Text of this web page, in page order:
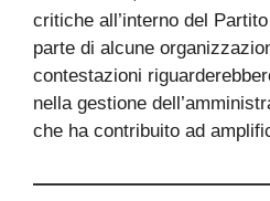
critiche all’interno del
parte di alcune
contestazioni
nella gestione
che ha contribuito ad